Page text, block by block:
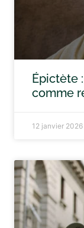
Épictète
comme
12 janvier 2026